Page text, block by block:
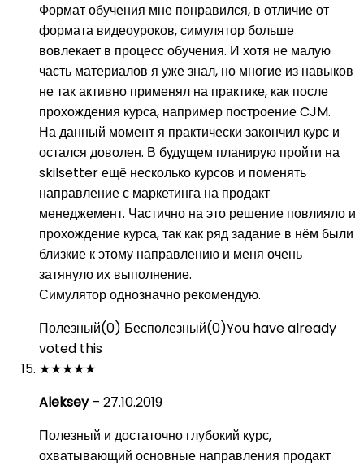
Формат обучения мне понравился, в отличие от
формата видеоуроков, симулятор больше
вовлекает в процесс обучения. И хотя не малую
часть материалов я уже знал, но многие из навыков
не так активно применял на практике, как после
прохождения курса, например построение CJM.
На данный момент я практически закончил курс и
остался доволен. В будущем планирую пройти на
skilsetter ещё несколько курсов и поменять
направление с маркетинга на продакт
менеджемент. Частично на это решение повлияло и
прохождение курса, так как ряд задание в нём были
близкие к этому направлению и меня очень
затянуло их выполнение.
Симулятор однозначно рекомендую.
Полезный(0) Бесполезный(0)You have already
voted this
★★★★★
Aleksey– 27.10.2019
Полезный и достаточно глубокий курс,
охватывающий основные направления продакт